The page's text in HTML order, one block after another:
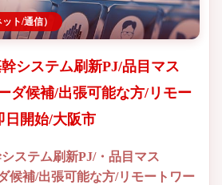
ト/通信）
システム刷新PJ/品目マス
候補/出張可能な方/リモー
日開始/大阪市
ステム刷新PJ/・品目マス
補/出張可能な方/リモートワー